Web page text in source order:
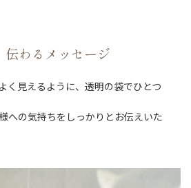
わるメッセージ
く見えるように、透明の袋でひとつ
への気持ちをしっかりとお伝えいた